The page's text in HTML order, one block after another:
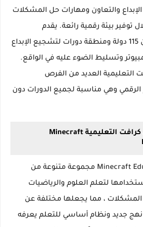
والتعاون ومهارات حل المشكلات
توفير بيئة رقمية رائعة. يقدم
المعلمون من أكثر من 115 دولة ومنطقة دورات لتشجيع الإبداع
وتسليط الضوء عليه في الواقع.
التعليمية العديد من الفرص
وهي مناسبة لجميع الدورات دون
تحميل لعبة ماين كرافت التعليمية Minecraft
تقدم Minecraft Education Edition مجموعة متنوعة من
لتعلم العلوم والرياضيات
المشكلات ، مما يجعلها مختلفة عن
نهج جديد ونظام أساسي للتعلم يعرفه